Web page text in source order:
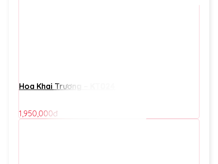
Hoa Khai Trương – KT024
1,950,000đ